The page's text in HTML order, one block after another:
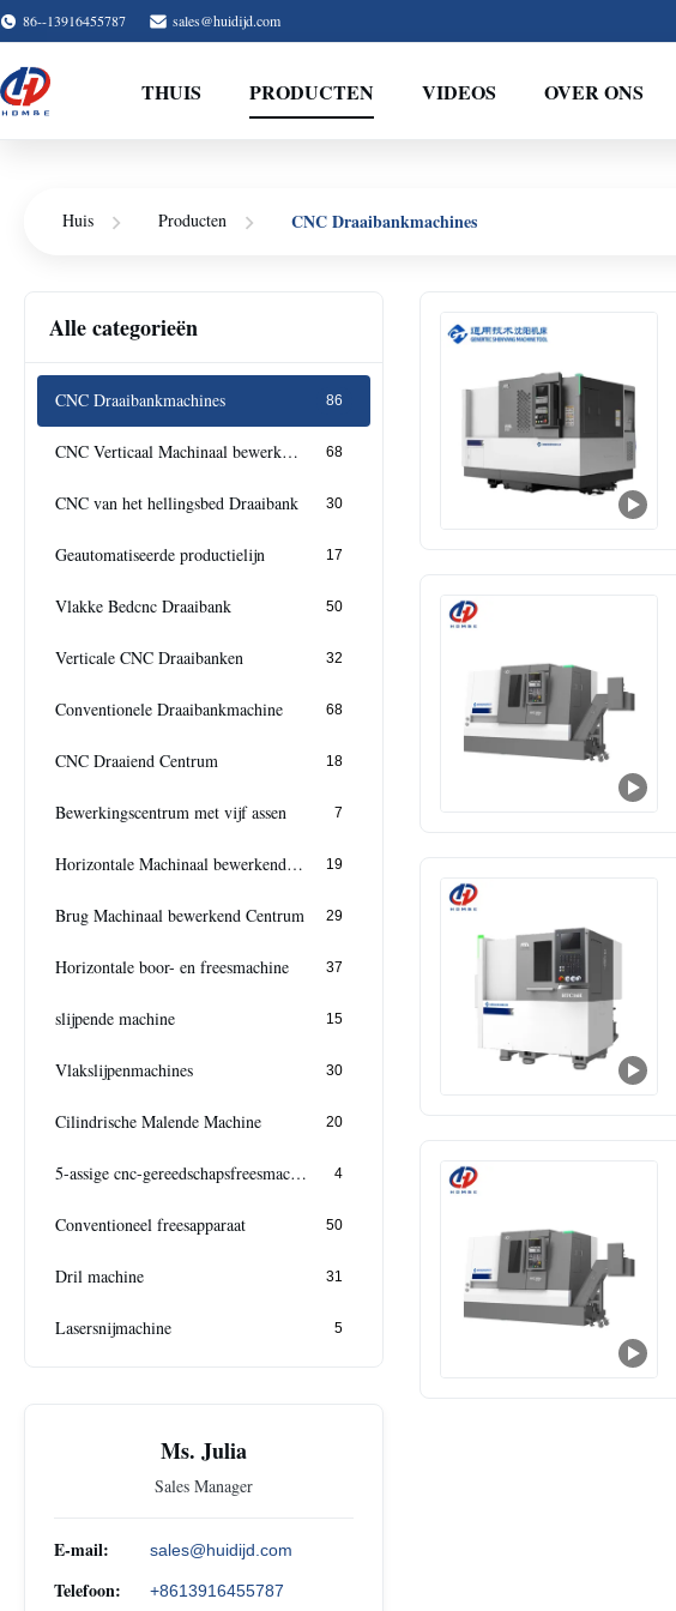
86--13916455787 sales@huidijd.com
THUIS PRODUCTEN VIDEOS OVER ONS
Huis Producten CNC Draaibankmachines
Alle categorieën
CNC Draaibankmachines 86
CNC Verticaal Machinaal bewerkend Centrum 68
CNC van het hellingsbed Draaibank 30
Geautomatiseerde productielijn 17
Vlakke Bedcnc Draaibank 50
Verticale CNC Draaibanken 32
Conventionele Draaibankmachine 68
CNC Draaiend Centrum 18
Bewerkingscentrum met vijf assen 7
Horizontale Machinaal bewerkende Centra 19
Brug Machinaal bewerkend Centrum 29
Horizontale boor- en freesmachine 37
slijpende machine 15
Vlakslijpenmachines 30
Cilindrische Malende Machine 20
5-assige cnc-gereedschapsfreesmachine 4
Conventioneel freesapparaat 50
Dril machine 31
Lasersnijmachine 5
Ms. Julia
Sales Manager
E-mail: sales@huidijd.com
Telefoon: +8613916455787